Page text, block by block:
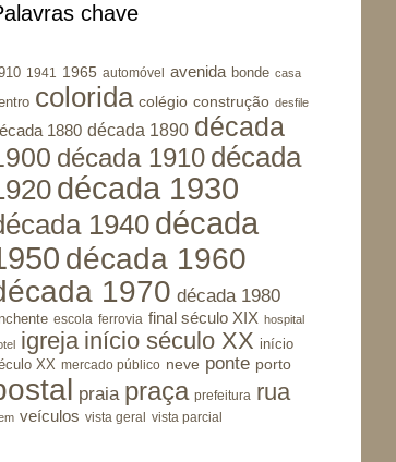
chave
1941 1965 automóvel avenida bonde casa
colorida colégio construção desfile
1880 década 1890 década
década 1910 década
década 1930
1940 década
década 1960
1970 década 1980
escola ferrovia final século XIX hospital
igreja início século XX início
XX mercado público neve ponte porto
praia praça prefeitura rua
veículos vista geral vista parcial